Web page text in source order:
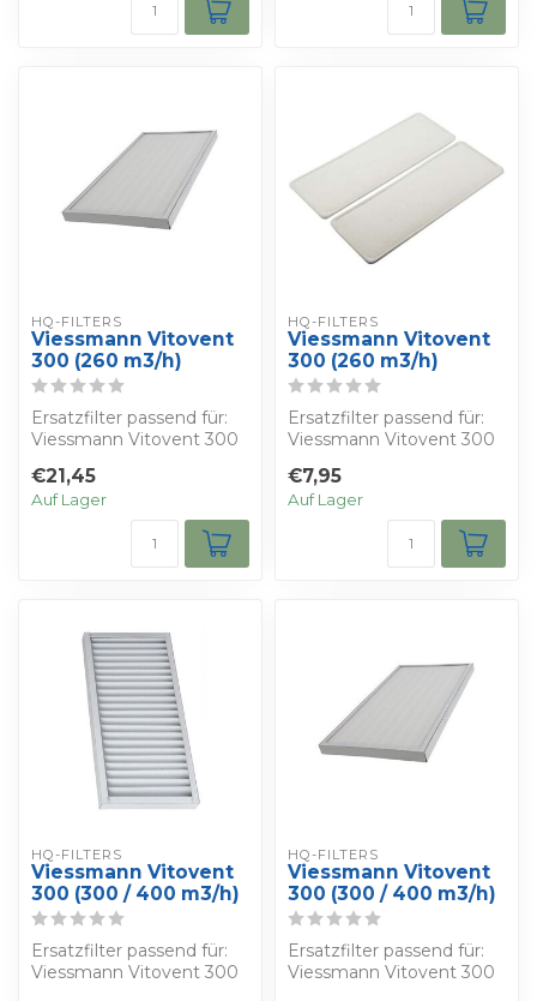
HQ-FILTERS
Viessmann Vitovent
300 (260 m3/h)
Ersatzfilter passend für:
Viessmann Vitovent 300
€21,45
Auf Lager
HQ-FILTERS
Viessmann Vitovent
300 (260 m3/h)
Ersatzfilter passend für:
Viessmann Vitovent 300
€7,95
Auf Lager
HQ-FILTERS
Viessmann Vitovent
300 (300 / 400 m3/h)
Ersatzfilter passend für:
Viessmann Vitovent 300
HQ-FILTERS
Viessmann Vitovent
300 (300 / 400 m3/h)
Ersatzfilter passend für:
Viessmann Vitovent 300